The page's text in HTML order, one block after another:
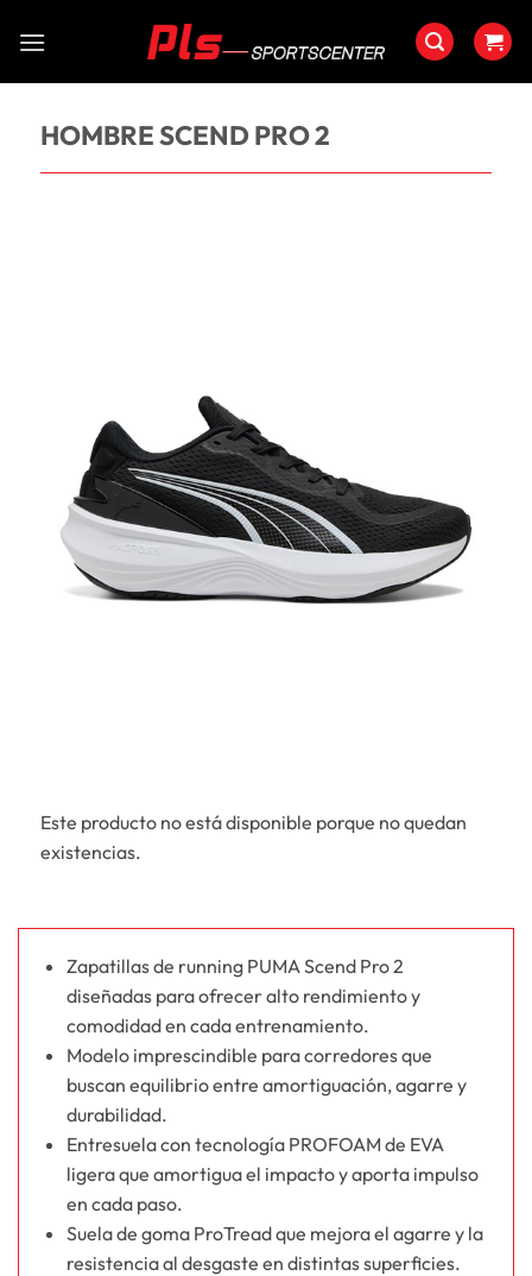
HOMBRE SCEND PRO 2
Este producto no está disponible porque no quedan
existencias.
Zapatillas de running PUMA Scend Pro 2
diseñadas para ofrecer alto rendimiento y
comodidad en cada entrenamiento.
Modelo imprescindible para corredores que
buscan equilibrio entre amortiguación, agarre y
durabilidad.
Entresuela con tecnología PROFOAM de EVA
ligera que amortigua el impacto y aporta impulso
en cada paso.
Suela de goma ProTread que mejora el agarre y la
resistencia al desgaste en distintas superficies.